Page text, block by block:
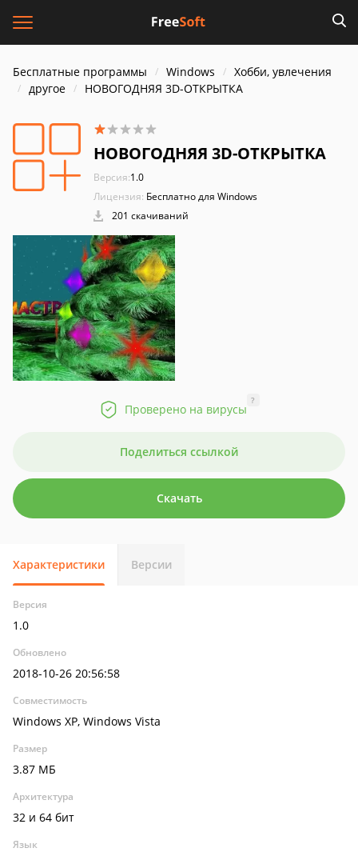
Бесплатные программы Windows
Хобби, увлечения
другое
НОВОГОДНЯЯ 3D-ОТКРЫТКА
НОВОГОДНЯЯ 3D-ОТКРЫТКА
Версия:1.0
Лицензия: Бесплатно для Windows
201 скачиваний
Проверено на вирусы
?
Поделиться ссылкой
Скачать
Характеристики Версии
Версия
1.0
Обновлено
2018-10-26 20:56:58
Совместимость
Windows XP, Windows Vista
Размер
3.87 МБ
Архитектура
32 и 64 бит
Язык